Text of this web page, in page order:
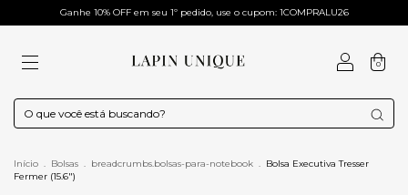
Ganhe 10% OFF em seu 1º pedido, use o cupom: 1COMPRALU26
0
Início . Bolsas . breadcrumbs.bolsas-para-notebook . Bolsa Executiva Tresser
Fermer (15.6")